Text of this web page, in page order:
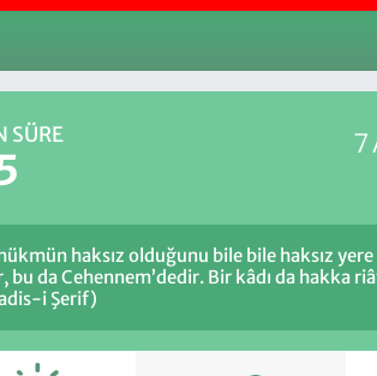
SÜRE 7
haksız olduğunu bile bile haksız
da Cehennem’dedir. Bir kâdı da hakka
i Şerif)